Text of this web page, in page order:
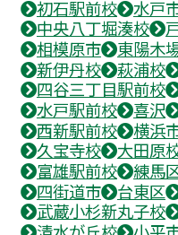
初石駅前校 水戸
中央八丁堀湊校
相模原市
東陽木
新伊丹校
萩浦校
四谷三丁目駅前校
水戸駅前校
喜沢
西新駅前校
横浜
久宝寺校
大田原
富雄駅前校
練馬
四街道市
台東区
武蔵小杉新丸子校